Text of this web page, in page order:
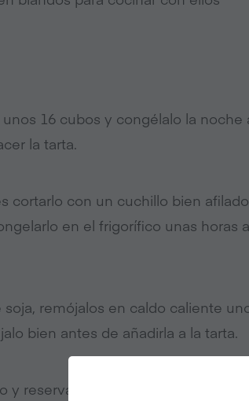
16 cubos y congélalo la
la tarta.
cortarlo con un cuchillo bien
en el frigorífico unas horas
soja, remójalos en caldo caliente
bien antes de añadirla a la tarta.
y reserva el líquido.